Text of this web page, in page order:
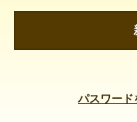
パスワード